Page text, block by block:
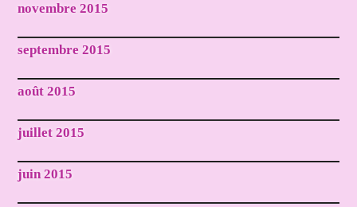
novembre 2015
septembre 2015
août 2015
juillet 2015
juin 2015